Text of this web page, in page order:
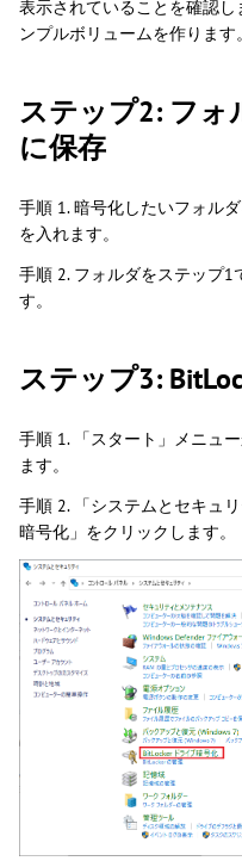
表示されていることを確認
ンプルボリュームを作ります。
ステップ2: フォ
に保存
手順 1. 暗号化したいフォル
を入れます。
手順 2. フォルダをステップ1
す。
ステップ3:
手順 1. 「スタート」メニュ
ます。
手順 2. 「システムとセキュ
暗号化」をクリックします。